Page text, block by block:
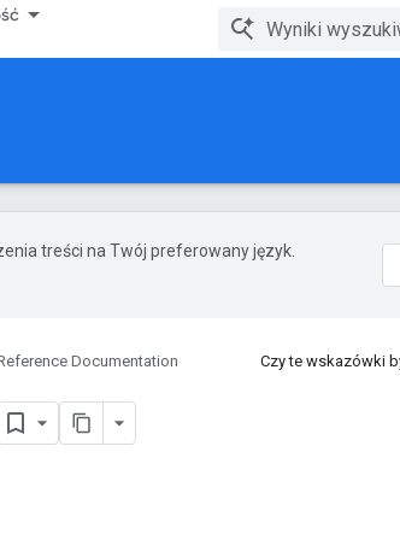
treści na Twój preferowany język.
Documentation Czy te wskazówki